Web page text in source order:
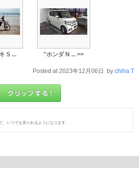
S ... "ホンダ N ... >>
Posted at 2023年12月06日 by chiha T
いつでも見られるようになります。